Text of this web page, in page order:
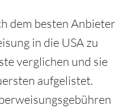
dem besten Anbieter
in die USA zu
verglichen und sie
aufgelistet.